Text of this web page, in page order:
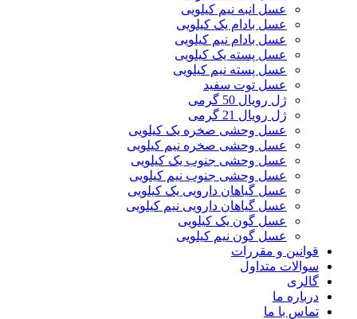
عسل انبه نیم کیلویی
عسل بادام یک کیلویی
عسل بادام نیم کیلویی
عسل پسته یک کیلویی
عسل پسته نیم کیلویی
عسل توت سفید
ژل رویال 50 گرمی
ژل رویال 21 گرمی
عسل وحشی صخره یک کیلویی
عسل وحشی صخره نیم کیلویی
عسل وحشی جنوب یک کیلویی
عسل وحشی جنوب نیم کیلویی
عسل گیاهان دارویی یک کیلویی
عسل گیاهان دارویی نیم کیلویی
عسل گون یک کیلویی
عسل گون نیم کیلویی
قوانین و مقررات
سوالات متداول
گالری
درباره ما
تماس با ما